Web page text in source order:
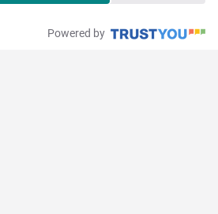
Powered by